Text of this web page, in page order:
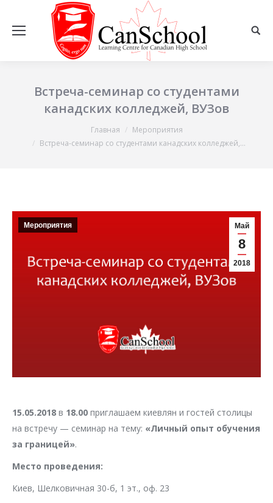
Встреча-семинар со студентами
канадских колледжей, ВУЗов
Главная
Мероприятия
Встреча-семинар со студентами канадских колледжей,…
Май
8
2018
Мероприятия
15.05.2018 в 18.00 приглашаем киевлян и гостей столицы
на встречу — семинар на тему: «Личный опыт обучения
за границей».
Место проведения:
Киев, Шелковичная 30-б, 1 эт., оф. 23